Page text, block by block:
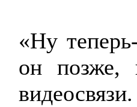
«Ну
он позже,